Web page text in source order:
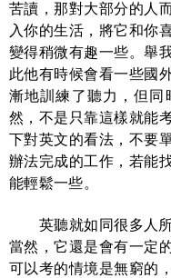
苦讀，那對大部分的人
入你的生活，將它和你
變得稍微有趣一些。舉
此他有時候會看一些國
漸地訓練了聽力，但同
然，不是只靠這樣就能
下對英文的看法，不要
辦法完成的工作，若能
能輕鬆一些。
英聽就如同很多人
當然，它還是會有一定
可以考的情境是無窮的